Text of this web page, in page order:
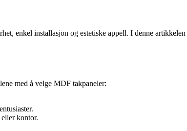
enkel installasjon og estetiske appell. I denne artikkelen
med å velge MDF takpaneler:
kontor.